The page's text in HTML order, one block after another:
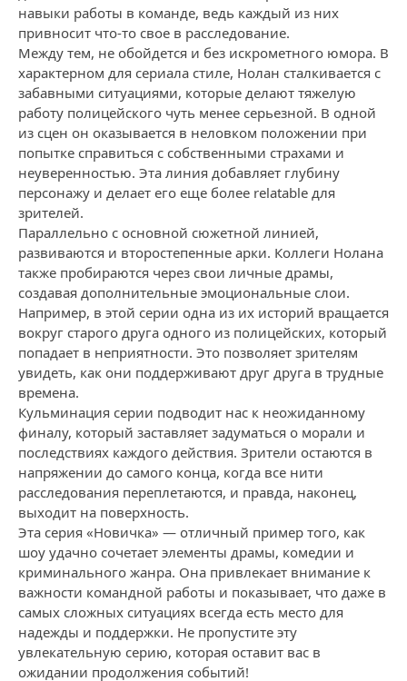
навыки работы в команде, ведь каждый из них
привносит что-то свое в расследование.
Между тем, не обойдется и без искрометного юмора. В
характерном для сериала стиле, Нолан сталкивается с
забавными ситуациями, которые делают тяжелую
работу полицейского чуть менее серьезной. В одной
из сцен он оказывается в неловком положении при
попытке справиться с собственными страхами и
неуверенностью. Эта линия добавляет глубину
персонажу и делает его еще более relatable для
зрителей.
Параллельно с основной сюжетной линией,
развиваются и второстепенные арки. Коллеги Нолана
также пробираются через свои личные драмы,
создавая дополнительные эмоциональные слои.
Например, в этой серии одна из их историй вращается
вокруг старого друга одного из полицейских, который
попадает в неприятности. Это позволяет зрителям
увидеть, как они поддерживают друг друга в трудные
времена.
Кульминация серии подводит нас к неожиданному
финалу, который заставляет задуматься о морали и
последствиях каждого действия. Зрители остаются в
напряжении до самого конца, когда все нити
расследования переплетаются, и правда, наконец,
выходит на поверхность.
Эта серия «Новичка» — отличный пример того, как
шоу удачно сочетает элементы драмы, комедии и
криминального жанра. Она привлекает внимание к
важности командной работы и показывает, что даже в
самых сложных ситуациях всегда есть место для
надежды и поддержки. Не пропустите эту
увлекательную серию, которая оставит вас в
ожидании продолжения событий!